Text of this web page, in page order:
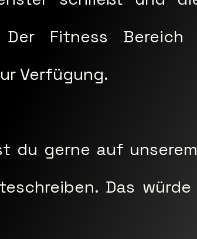
Der Fitness
Verfügung.
du gerne auf
Das